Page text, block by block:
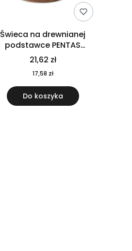
Świeca na drewnianej
podstawce PENTAS
MO6282-40
21,62 zł
17,58 zł
Do koszyka